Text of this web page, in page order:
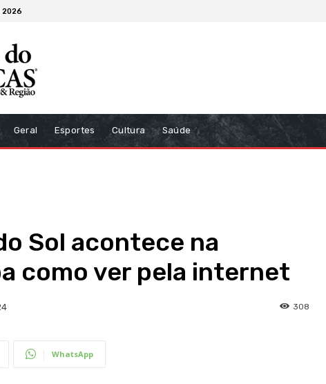
2026
Geral Esportes Cultura Saúde
Sol acontece na
como ver pela internet
308
WhatsApp